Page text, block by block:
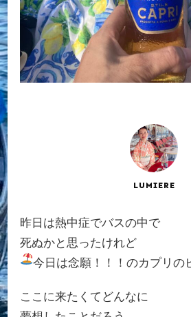
LUMIERE
昨日は熱中症でバスの中で
死ぬかと思ったけれど
今日は念願！！！のカプリの
ここに来たくてどんなに